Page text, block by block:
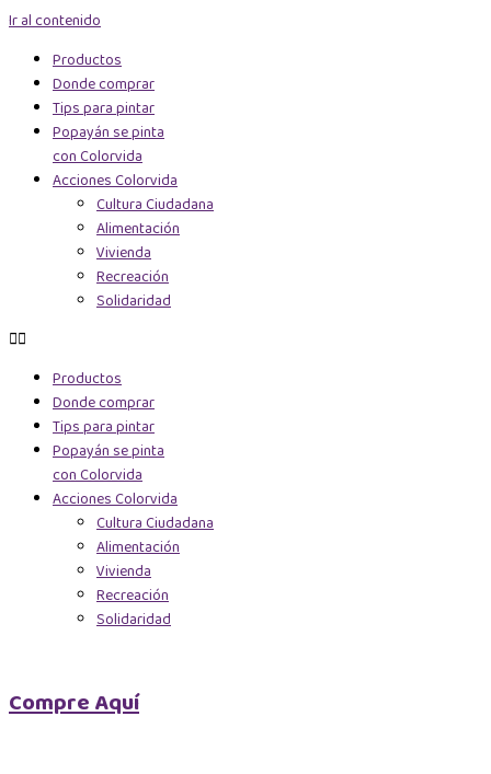
Ir al contenido
Productos
Donde comprar
Tips para pintar
Popayán se pinta
con Colorvida
Acciones Colorvida
Cultura Ciudadana
Alimentación
Vivienda
Recreación
Solidaridad
Productos
Donde comprar
Tips para pintar
Popayán se pinta
con Colorvida
Acciones Colorvida
Cultura Ciudadana
Alimentación
Vivienda
Recreación
Solidaridad
Compre Aquí